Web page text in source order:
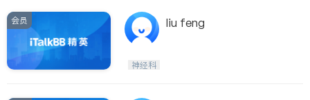
非盈利组织
泌尿科
风湿病
不孕不育
脊椎神经科
医生-其它
Rowland Heights & Hacienda H
ties
会员 liu feng
神经科